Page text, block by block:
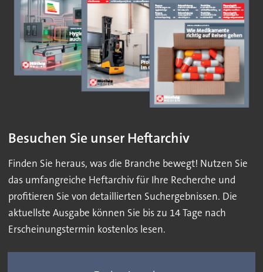
Besuchen Sie unser Heftarchiv
Finden Sie heraus, was die Branche bewegt! Nutzen Sie
das umfangreiche Heftarchiv für Ihre Recherche und
profitieren Sie von detaillierten Suchergebnissen. Die
aktuellste Ausgabe können Sie bis zu 14 Tage nach
Erscheinungstermin kostenlos lesen.